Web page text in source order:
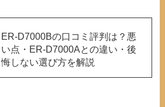
ER-D7000Bの口コミ評判は？悪
い点・ER-D7000Aとの違い・後
悔しない選び方を解説